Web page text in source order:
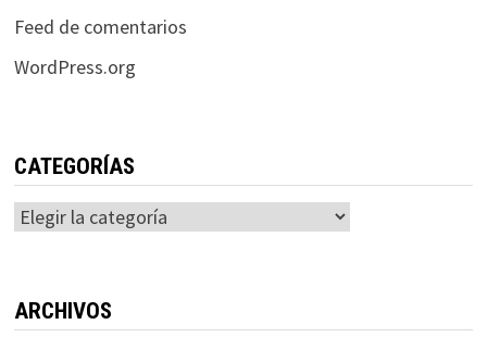
Feed de comentarios
WordPress.org
CATEGORÍAS
Categorías
ARCHIVOS